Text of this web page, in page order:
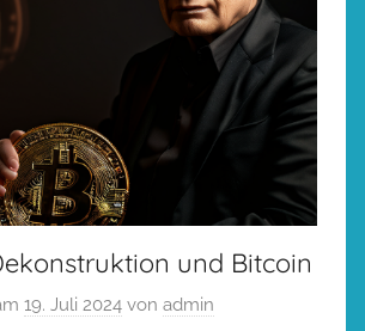
und Bitcoin
19. Juli 2024 von admin